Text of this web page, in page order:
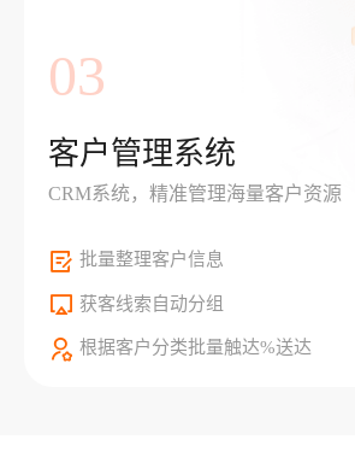
03
客户管理系统
CRM系统，精准管理海量客户资源
批量整理客户信息
获客线索自动分组
根据客户分类批量触达%送达